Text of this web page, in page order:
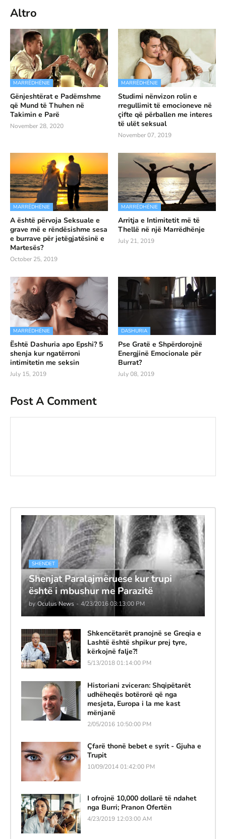
Altro
MARRËDHËNJE
Gënjeshtërat e Padëmshme
që Mund të Thuhen në
Takimin e Parë
November 28, 2020
MARRËDHËNJE
Studimi nënvizon rolin e
rregullimit të emocioneve në
çifte që përballen me interes
të ulët seksual
November 07, 2019
MARRËDHËNJE
A është përvoja Seksuale e
grave më e rëndësishme sesa
e burrave për jetëgjatësinë e
Martesës?
October 25, 2019
MARRËDHËNJE
Arritja e Intimitetit më të
Thellë në një Marrëdhënje
July 21, 2019
MARRËDHËNJE
Është Dashuria apo Epshi? 5
shenja kur ngatërroni
intimitetin me seksin
July 15, 2019
DASHURIA
Pse Gratë e Shpërdorojnë
Energjinë Emocionale për
Burrat?
July 08, 2019
Post A Comment
SHENDET
Shenjat Paralajmëruese kur trupi
është i mbushur me Parazitë
by Oculus News - 4/23/2016 03:13:00 PM
Shkencëtarët pranojnë se Greqia e
Lashtë është shpikur prej tyre,
kërkojnë falje?!
5/13/2018 01:14:00 PM
Historiani zviceran: Shqipëtarët
udhëheqës botërorë që nga
mesjeta, Europa i la me kast
mënjanë
2/05/2016 10:50:00 PM
Çfarë thonë bebet e syrit - Gjuha e
Trupit
10/09/2014 01:42:00 PM
I ofrojnë 10,000 dollarë të ndahet
nga Burri; Pranon Ofertën
4/23/2019 12:03:00 AM